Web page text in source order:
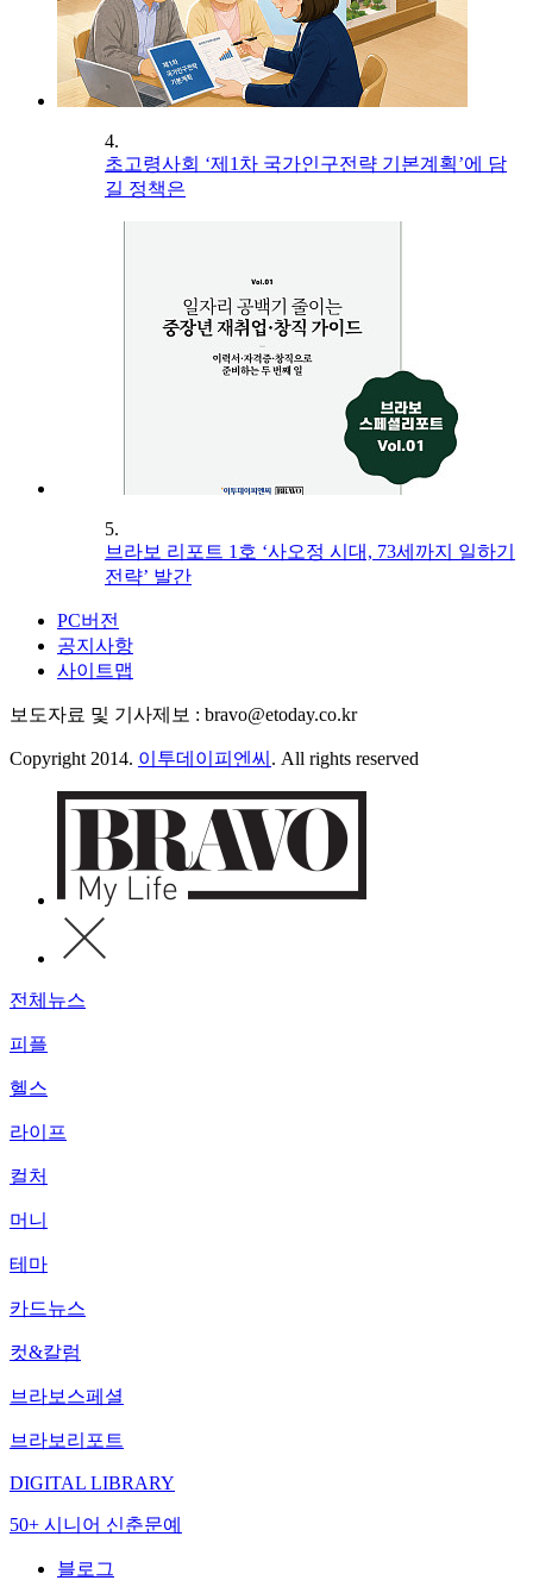
4.
초고령사회 ‘제1차 국가인구전략 기본계획’에 담
길 정책은
5.
브라보 리포트 1호 ‘사오정 시대, 73세까지 일하기
전략’ 발간
PC버전
공지사항
사이트맵
보도자료 및 기사제보 : bravo@etoday.co.kr
Copyright 2014. 이투데이피엔씨 . All rights reserved
전체뉴스
피플
헬스
라이프
컬처
머니
테마
카드뉴스
컷&칼럼
브라보스페셜
브라보리포트
DIGITAL LIBRARY
50+ 시니어 신춘문예
블로그